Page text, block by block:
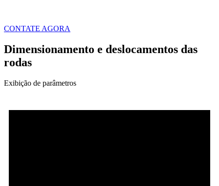
CONTATE AGORA
Dimensionamento e deslocamentos das
rodas
Exibição de parâmetros